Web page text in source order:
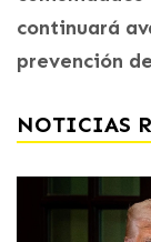
continuará
prevención
NOTICIAS